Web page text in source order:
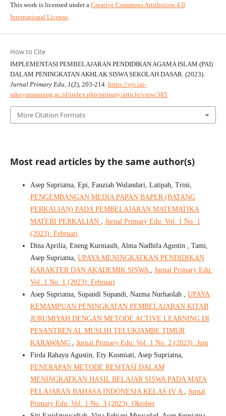
This work is licensed under a Creative Commons Attribution 4.0
International License.
How to Cite
IMPLEMENTASI PEMBELAJARAN PENDIDIKAN AGAMA ISLAM (PAI)
DALAM PENINGKATAN AKHLAK SISWA SEKOLAH DASAR. (2023).
Jurnal Primary Edu 1(2), 203-214. https://ojs.iai-
rakeyansantang.ac.id/index.php/primary/article/view/385
More Citation Formats
Most read articles by the same author(s)
Asep Supriatna, Epi, Fauziah Wulandari, Latipah, Trini,
PENGEMBANGAN MEDIA PAPAN BAPER (BATANG
PERKALIAN) PADA PEMBELAJARAN MATEMATIKA
MATERI PERKALIAN , Jurnal Primary Edu: Vol. 1 No. 1
(2023): Februari
Dina Aprilia, Eneng Kurniasih, Alma Nadhifa Agustin , Tami,
Asep Supriatna, UPAYA MENINGKATKAN PENDIDIKAN
KARAKTER DAN AKADEMIK SISWA , Jurnal Primary Edu:
Vol. 1 No. 1 (2023): Februari
Asep Supriatna, Supandi Supandi, Nazma Nurhaolah , UPAYA
KEMAMPUAN PENINGKATAN PEMBELAJARAN KITAB
JURUMIYAH DENGAN METODE ACTIVE LEARNING DI
PESANTREN AL MUSLIH TELUKJAMBE TIMUR
KARAWANG , Jurnal Primary Edu: Vol. 1 No. 2 (2023): Juni
Firda Rahayu Agustin, Ety Kusmiati, Asep Supriatna,
PENERAPAN METODE RESITASI DALAM
MENINGKATKAN HASIL BELAJAR SISWA PADA MATA
PELAJARAN BAHASA INDONESIA KELAS IV A , Jurnal
Primary Edu: Vol. 1 No. 3 (2023): Oktober